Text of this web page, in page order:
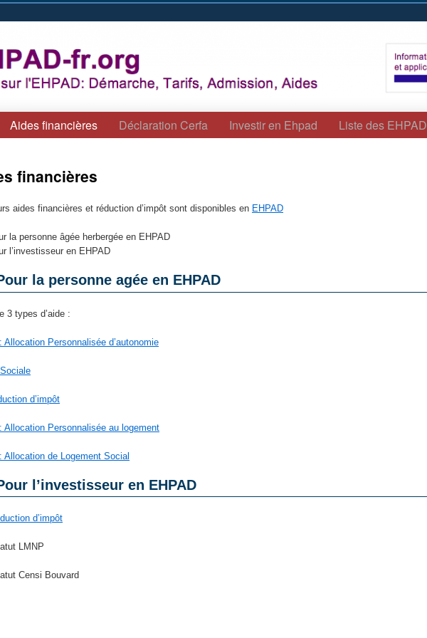
Aides financières Déclaration Cerfa Investir en Ehpad Liste des EHPAD
financières
aides financières et réduction d’impôt sont disponibles en EHPAD
la personne âgée herbergée en EHPAD
l’investisseur en EHPAD
la personne agée en EHPAD
3 types d’aide :
Allocation Personnalisée d’autonomie
d’impôt
Allocation Personnalisée au logement
Allocation de Logement Social
l’investisseur en EHPAD
d’impôt
LMNP
Censi Bouvard